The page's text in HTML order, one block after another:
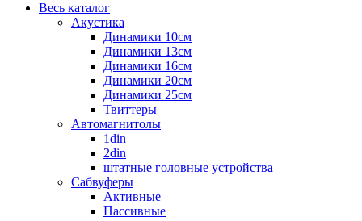
Весь каталог
Акустика
Динамики 10см
Динамики 13см
Динамики 16см
Динамики 20см
Динамики 25см
Твиттеры
Автомагнитолы
1din
2din
штатные головные устройства
Сабвуферы
Активные
Пассивные